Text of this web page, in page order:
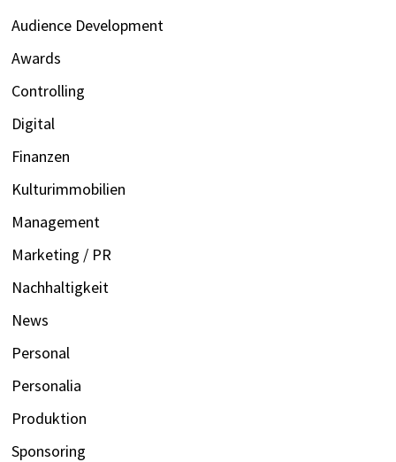
Audience Development
Awards
Controlling
Digital
Finanzen
Kulturimmobilien
Management
Marketing / PR
Nachhaltigkeit
News
Personal
Personalia
Produktion
Sponsoring